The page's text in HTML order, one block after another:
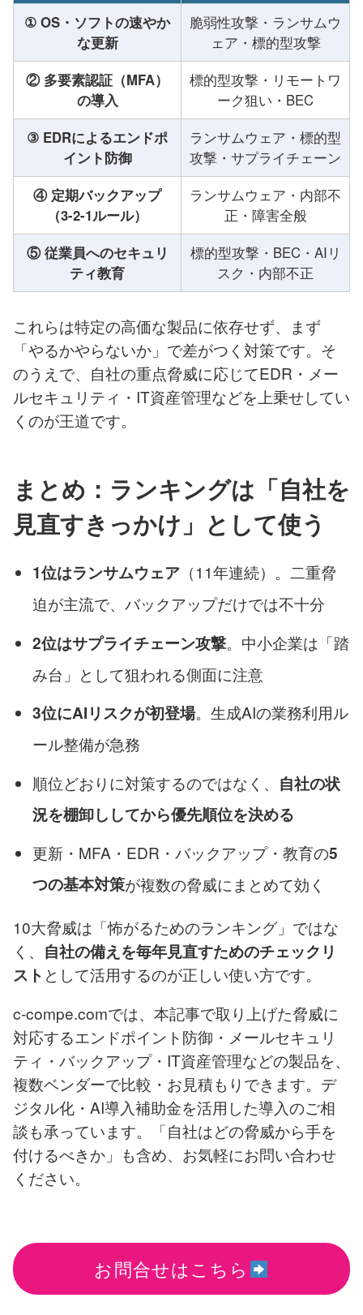
① OS・ソフトの速やか
な更新
脆弱性攻撃・ランサムウ
ェア・標的型攻撃
② 多要素認証（MFA）
の導入
標的型攻撃・リモートワ
ーク狙い・BEC
③ EDRによるエンドポ
イント防御
ランサムウェア・標的型
攻撃・サプライチェーン
④ 定期バックアップ
（3-2-1ルール）
ランサムウェア・内部不
正・障害全般
⑤ 従業員へのセキュリ
ティ教育
標的型攻撃・BEC・AIリ
スク・内部不正
これらは特定の高価な製品に依存せず、まず
「やるかやらないか」で差がつく対策です。そ
のうえで、自社の重点脅威に応じてEDR・メー
ルセキュリティ・IT資産管理などを上乗せしてい
くのが王道です。
まとめ：ランキングは「自社を
見直すきっかけ」として使う
1位はランサムウェア（11年連続）。二重脅
迫が主流で、バックアップだけでは不十分
2位はサプライチェーン攻撃。中小企業は「踏
み台」として狙われる側面に注意
3位にAIリスクが初登場。生成AIの業務利用ル
ール整備が急務
順位どおりに対策するのではなく、 自社の状
況を棚卸ししてから優先順位を決める
更新・MFA・EDR・バックアップ・教育の5
つの基本対策が複数の脅威にまとめて効く
10大脅威は「怖がるためのランキング」ではな
く、 自社の備えを毎年見直すためのチェックリ
スト として活用するのが正しい使い方です。
c-compe.comでは、本記事で取り上げた脅威に
対応するエンドポイント防御・メールセキュリ
ティ・バックアップ・IT資産管理などの製品を、
複数ベンダーで比較・お見積もりできます。デ
ジタル化・AI導入補助金を活用した導入のご相
談も承っています。「自社はどの脅威から手を
付けるべきか」も含め、お気軽にお問い合わせ
ください。
お問合せはこちら